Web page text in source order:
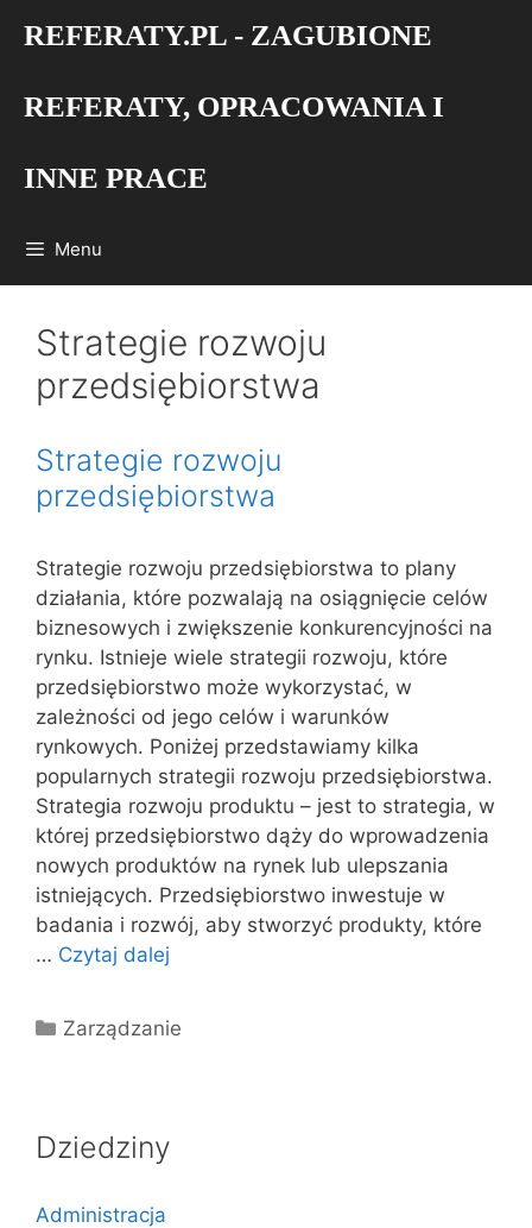
REFERATY.PL - ZAGUBIONE
REFERATY, OPRACOWANIA I
INNE PRACE
Menu
Strategie rozwoju
przedsiębiorstwa
Strategie rozwoju
przedsiębiorstwa
Strategie rozwoju przedsiębiorstwa to plany
działania, które pozwalają na osiągnięcie celów
biznesowych i zwiększenie konkurencyjności na
rynku. Istnieje wiele strategii rozwoju, które
przedsiębiorstwo może wykorzystać, w
zależności od jego celów i warunków
rynkowych. Poniżej przedstawiamy kilka
popularnych strategii rozwoju przedsiębiorstwa.
Strategia rozwoju produktu – jest to strategia, w
której przedsiębiorstwo dąży do wprowadzenia
nowych produktów na rynek lub ulepszania
istniejących. Przedsiębiorstwo inwestuje w
badania i rozwój, aby stworzyć produkty, które
… Czytaj dalej
Kategorie
Zarządzanie
Dziedziny
Administracja